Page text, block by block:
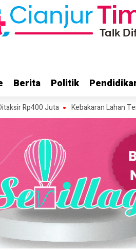
Berita Politik
Berita Politik
Juta Kebakaran Lahan Terjadi di